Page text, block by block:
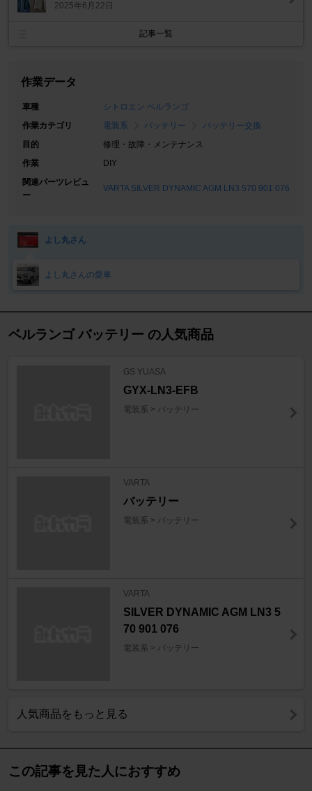
2025年6月22日
記事一覧
作業データ
車種
シトロエン ベルランゴ
作業カテゴリ
電装系 バッテリー
バッテリー交換
目的
修理・故障・メンテナンス
作業
DIY
関連パーツレビュ
ー
VARTA SILVER DYNAMIC AGM LN3 570 901 076
よし丸さん
よし丸さんの愛車
ベルランゴ バッテリー の人気商品
GS YUASA
GYX-LN3-EFB
電装系 > バッテリー
VARTA
バッテリー
電装系 > バッテリー
VARTA
SILVER DYNAMIC AGM LN3 5
70 901 076
電装系 > バッテリー
人気商品をもっと見る
この記事を見た人におすすめ